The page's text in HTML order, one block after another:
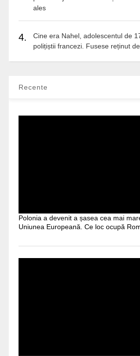
ales
4.
Cine era Nahel, adolescentul de
polițiștii francezi. Fusese reținut
Recente
Polonia a devenit a șasea cea mai
Uniunea Europeană. Ce loc ocupă